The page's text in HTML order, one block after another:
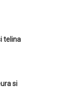
telina
si